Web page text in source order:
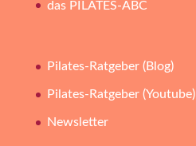
das PILATES-ABC
Pilates-Ratgeber (Blog)
Pilates-Ratgeber (Youtube)
Newsletter